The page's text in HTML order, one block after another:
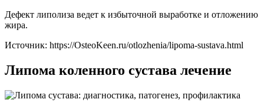
Дефект липолиза ведет к избыточной выработке и отложению
жира.
Источник: https://OsteoKeen.ru/otlozhenia/lipoma-sustava.html
Липома коленного сустава лечение